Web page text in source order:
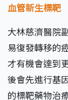
血管新生標靶
大林慈濟醫院
易復發轉移的
才有機會達到
後會先進行基
的標靶藥物治